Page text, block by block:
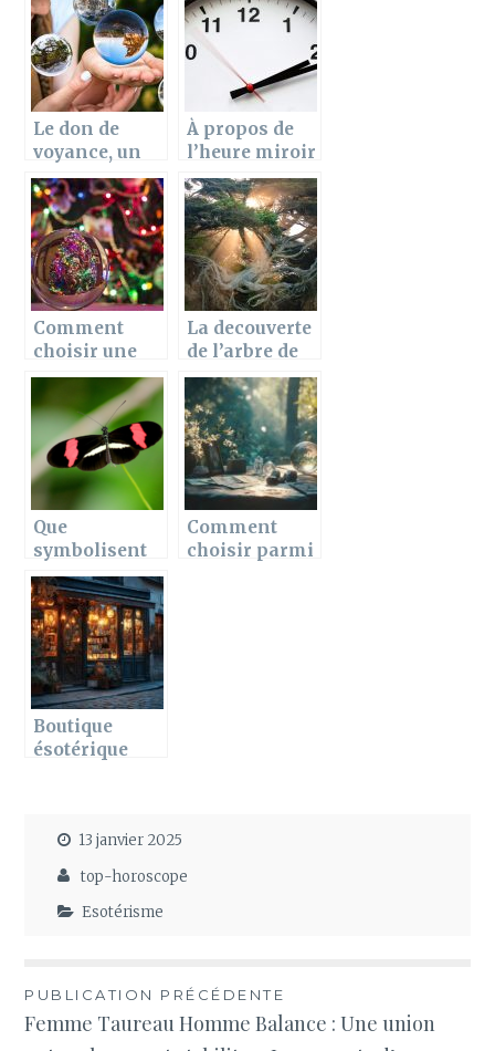
Le don de
voyance, un
bien comme
un mal pour
ces
bénéficiaires
À propos de
l’heure miroir
Comment
choisir une
boule de
cristal ?
La decouverte
de l’arbre de
vie
Que
symbolisent
les bracelets
en papillon ?
Comment
choisir parmi
Boutique
ésotérique
dans les
meilleures
échoppes
spirituelles
13 janvier 2025
top-horoscope
Esotérisme
Navigation
de
PUBLICATION PRÉCÉDENTE
Femme Taureau Homme Balance : Une union